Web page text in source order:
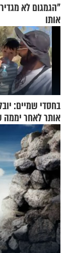
"הגמגום לא
אותו
אותר לאחר יממה